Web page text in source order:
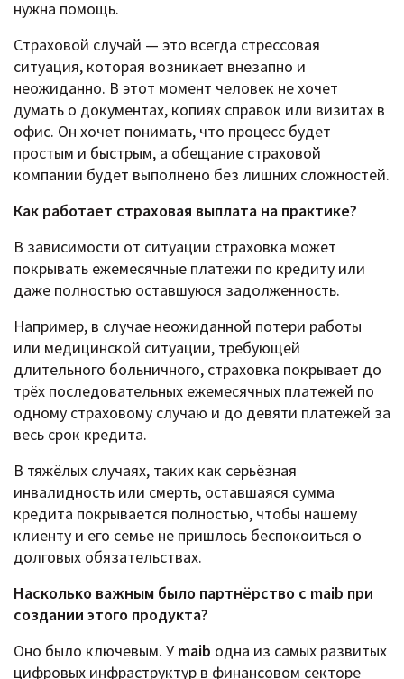
нужна помощь.
Страховой случай — это всегда стрессовая
ситуация, которая возникает внезапно и
неожиданно. В этот момент человек не хочет
думать о документах, копиях справок или визитах в
офис. Он хочет понимать, что процесс будет
простым и быстрым, а обещание страховой
компании будет выполнено без лишних сложностей.
Как работает страховая выплата на практике?
В зависимости от ситуации страховка может
покрывать ежемесячные платежи по кредиту или
даже полностью оставшуюся задолженность.
Например, в случае неожиданной потери работы
или медицинской ситуации, требующей
длительного больничного, страховка покрывает до
трёх последовательных ежемесячных платежей по
одному страховому случаю и до девяти платежей за
весь срок кредита.
В тяжёлых случаях, таких как серьёзная
инвалидность или смерть, оставшаяся сумма
кредита покрывается полностью, чтобы нашему
клиенту и его семье не пришлось беспокоиться о
долговых обязательствах.
Насколько важным было партнёрство с maib при
создании этого продукта?
Оно было ключевым. У maib одна из самых развитых
цифровых инфраструктур в финансовом секторе